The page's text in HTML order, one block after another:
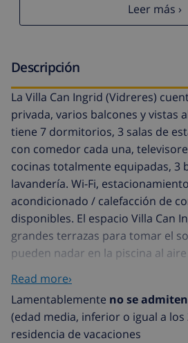
Leer más ›
Descripción
La Villa Can Ingrid (Vidreres)
privada, varios balcones y vistas
tiene 7 dormitorios, 3 salas de
con comedor cada una,
cocinas totalmente equipadas, 3
lavandería. Wi-Fi,
acondicionado / calefacción de
disponibles. El espacio Villa Can
grandes terrazas para tomar el
pueden nadar en la piscina al
playa en Lloret de Mar, hacer
los paseos en Water World.
(inglés, español, francés, rumano,
invitados Los huéspedes tienen
Read more›
Lamentablemente no se admiten
(edad media, inferior o igual a los
residencia de vacaciones